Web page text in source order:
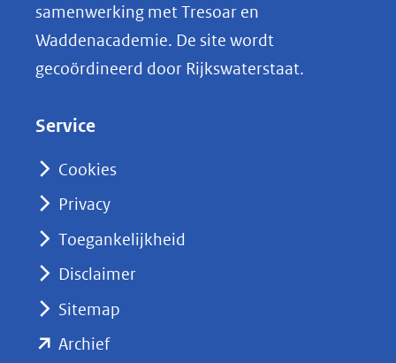
k
e
nieuw
naar
samenwerking met Tresoar en
Waddenacademie. De site wordt
gecoördineerd door Rijkswaterstaat.
Service
Cookies
Privacy
Toegankelijkheid
Disclaimer
Sitemap
Archief(opent